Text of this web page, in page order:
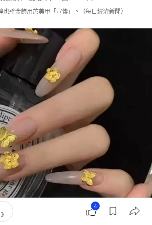
將金飾用於美甲「宣傳」。（每日經濟新聞）
4